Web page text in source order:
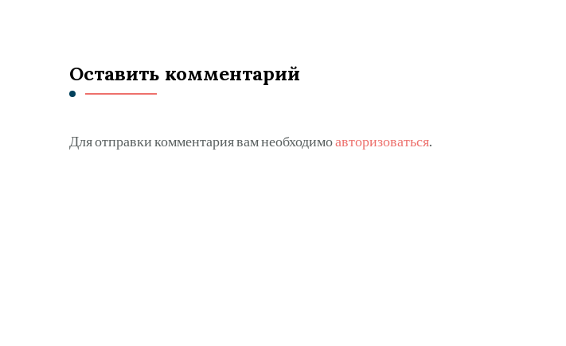
Оставить комментарий
Для отправки комментария вам необходимоавторизоваться.